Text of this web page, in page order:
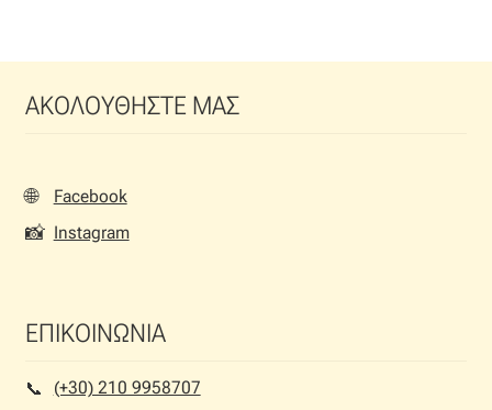
ΑΚΟΛΟΥΘΗΣΤΕ ΜΑΣ
🌐 Facebook
📸 Instagram
ΕΠΙΚΟΙΝΩΝΙΑ
📞︎
(+30) 210 9958707